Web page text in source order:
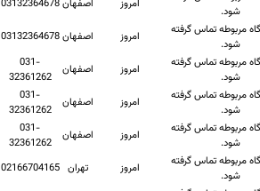
شود.
امروز اصفهان03132364678
مربوطه تماس گرفته
شود.
امروز اصفهان03132364678
مربوطه تماس گرفته
شود.
امروز اصفهان
031-
32361262
مربوطه تماس گرفته
شود.
امروز اصفهان
031-
32361262
مربوطه تماس گرفته
شود.
امروز اصفهان
031-
32361262
مربوطه تماس گرفته
شود.
امروز تهران 02166704165